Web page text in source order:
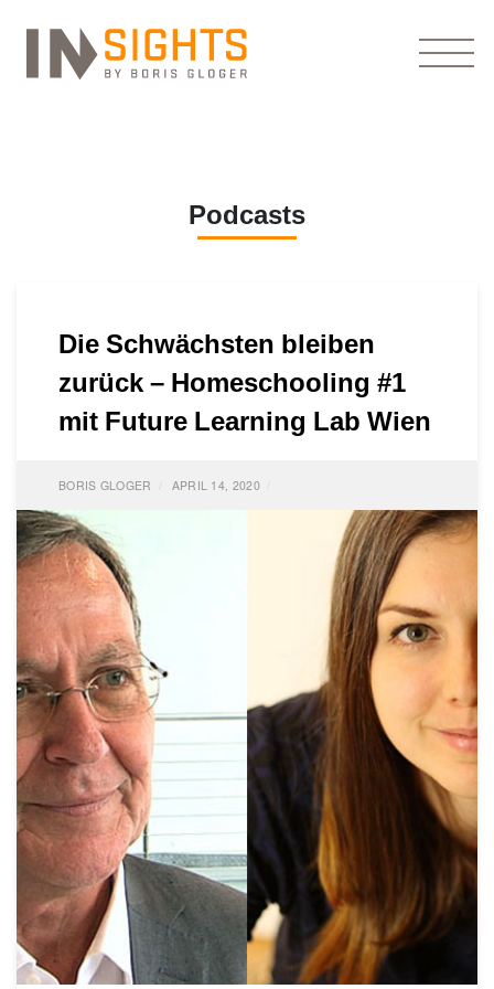
Podcasts
Die Schwächsten bleiben
zurück – Homeschooling #1
mit Future Learning Lab Wien
BORIS GLOGER APRIL 14, 2020